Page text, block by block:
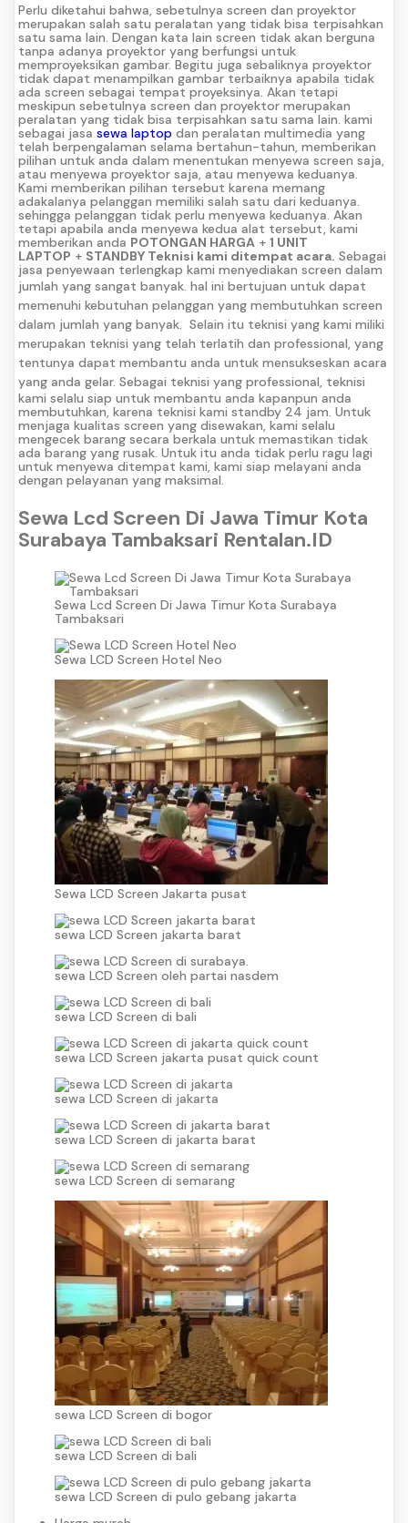
Perlu diketahui bahwa, sebetulnya screen dan proyektor
merupakan salah satu peralatan yang tidak bisa terpisahkan
satu sama lain. Dengan kata lain screen tidak akan berguna
tanpa adanya proyektor yang berfungsi untuk
memproyeksikan gambar. Begitu juga sebaliknya proyektor
tidak dapat menampilkan gambar terbaiknya apabila tidak
ada screen sebagai tempat proyeksinya. Akan tetapi
meskipun sebetulnya screen dan proyektor merupakan
peralatan yang tidak bisa terpisahkan satu sama lain. kami
sebagai jasa sewa laptop dan peralatan multimedia yang
telah berpengalaman selama bertahun-tahun, memberikan
pilihan untuk anda dalam menentukan menyewa screen saja,
atau menyewa proyektor saja, atau menyewa keduanya.
Kami memberikan pilihan tersebut karena memang
adakalanya pelanggan memiliki salah satu dari keduanya.
sehingga pelanggan tidak perlu menyewa keduanya. Akan
tetapi apabila anda menyewa kedua alat tersebut, kami
memberikan anda POTONGAN HARGA + 1 UNIT
LAPTOP + STANDBY Teknisi kami ditempat acara. Sebagai
jasa penyewaan terlengkap kami menyediakan screen dalam
jumlah yang sangat banyak. hal ini bertujuan untuk dapat
memenuhi kebutuhan pelanggan yang membutuhkan screen
dalam jumlah yang banyak.
Selain itu teknisi yang kami miliki
merupakan teknisi yang telah terlatih dan professional, yang
tentunya dapat membantu anda untuk mensukseskan acara
yang anda gelar. Sebagai teknisi yang professional, teknisi
kami selalu siap untuk membantu anda kapanpun anda
membutuhkan, karena teknisi kami standby 24 jam. Untuk
menjaga kualitas screen yang disewakan, kami selalu
mengecek barang secara berkala untuk memastikan tidak
ada barang yang rusak. Untuk itu anda tidak perlu ragu lagi
untuk menyewa ditempat kami, kami siap melayani anda
dengan pelayanan yang maksimal.
Sewa Lcd Screen Di Jawa Timur Kota
Surabaya Tambaksari Rentalan.ID
Sewa Lcd Screen Di Jawa Timur Kota Surabaya
Tambaksari
Sewa LCD Screen Hotel Neo
Sewa LCD Screen Jakarta pusat
sewa LCD Screen jakarta barat
sewa LCD Screen oleh partai nasdem
sewa LCD Screen di bali
sewa LCD Screen jakarta pusat quick count
sewa LCD Screen di jakarta
sewa LCD Screen di jakarta barat
sewa LCD Screen di semarang
sewa LCD Screen di bogor
sewa LCD Screen di bali
sewa LCD Screen di pulo gebang jakarta